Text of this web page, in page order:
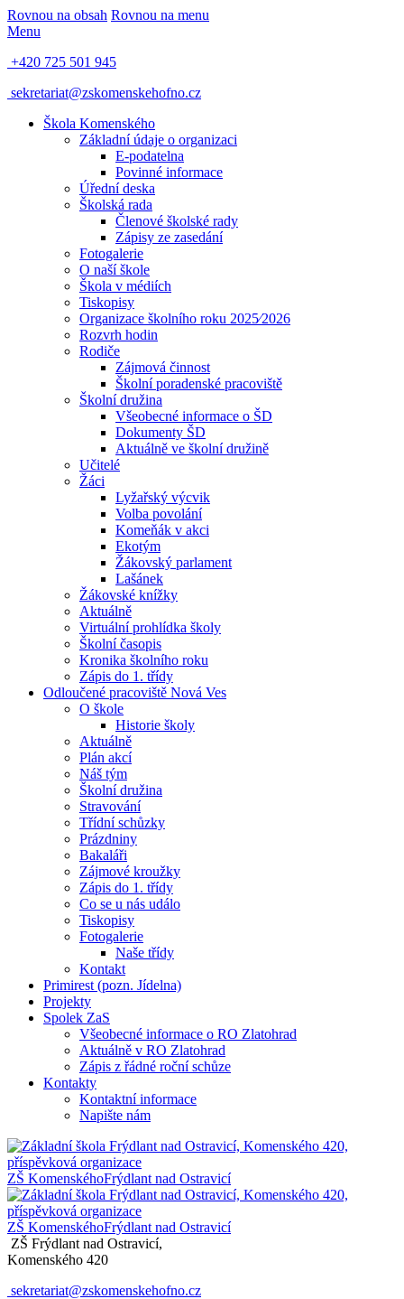
Rovnou na obsah Rovnou na menu
Menu
+420 725 501 945
sekretariat@zskomenskehofno.cz
Škola Komenského
Základní údaje o organizaci
E-podatelna
Povinné informace
Úřední deska
Školská rada
Členové školské rady
Zápisy ze zasedání
Fotogalerie
O naší škole
Škola v médiích
Tiskopisy
Organizace školního roku 2025⁄2026
Rozvrh hodin
Rodiče
Zájmová činnost
Školní poradenské pracoviště
Školní družina
Všeobecné informace o ŠD
Dokumenty ŠD
Aktuálně ve školní družině
Učitelé
Žáci
Lyžařský výcvik
Volba povolání
Komeňák v akci
Ekotým
Žákovský parlament
Lašánek
Žákovské knížky
Aktuálně
Virtuální prohlídka školy
Školní časopis
Kronika školního roku
Zápis do 1. třídy
Odloučené pracoviště Nová Ves
O škole
Historie školy
Aktuálně
Plán akcí
Náš tým
Školní družina
Stravování
Třídní schůzky
Prázdniny
Bakaláři
Zájmové kroužky
Zápis do 1. třídy
Co se u nás událo
Tiskopisy
Fotogalerie
Naše třídy
Kontakt
Primirest (pozn. Jídelna)
Projekty
Spolek ZaS
Všeobecné informace o RO Zlatohrad
Aktuálně v RO Zlatohrad
Zápis z řádné roční schůze
Kontakty
Kontaktní informace
Napište nám
ZŠ KomenskéhoFrýdlant nad Ostravicí
ZŠ KomenskéhoFrýdlant nad Ostravicí
ZŠ Frýdlant nad Ostravicí,
Komenského 420
sekretariat@zskomenskehofno.cz